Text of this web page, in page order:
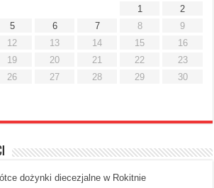
1
2
5 6 7 8
9
12 13 14 15
16
19 20 21 22
23
26 27 28 29
30
dożynki diecezjalne w Rokitnie